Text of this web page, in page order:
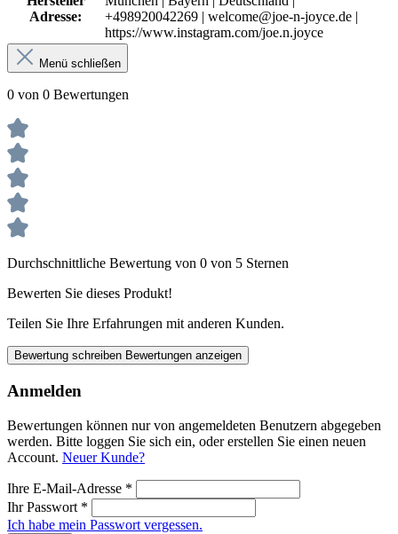
Adresse:
+498920042269 | welcome@joe-n-joyce.de |
https://www.instagram.com/joe.n.joyce
Menü schließen
0 von 0 Bewertungen
Durchschnittliche Bewertung von 0 von 5 Sternen
Bewerten Sie dieses Produkt!
Teilen Sie Ihre Erfahrungen mit anderen Kunden.
Bewertung schreiben Bewertungen anzeigen
Anmelden
Bewertungen können nur von angemeldeten Benutzern abgegeben
werden. Bitte loggen Sie sich ein, oder erstellen Sie einen neuen
Account. Neuer Kunde?
Ihre E-Mail-Adresse *
Ihr Passwort *
Ich habe mein Passwort vergessen.